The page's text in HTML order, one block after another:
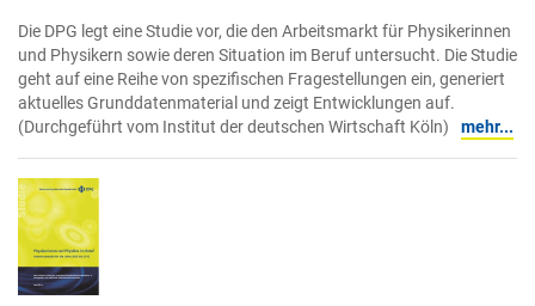
Die DPG legt eine Studie vor, die den Arbeitsmarkt für Physikerinnen
und Physikern sowie deren Situation im Beruf untersucht. Die Studie
geht auf eine Reihe von spezifischen Fragestellungen ein, generiert
aktuelles Grunddatenmaterial und zeigt Entwicklungen auf.
(Durchgeführt vom Institut der deutschen Wirtschaft Köln)
mehr...